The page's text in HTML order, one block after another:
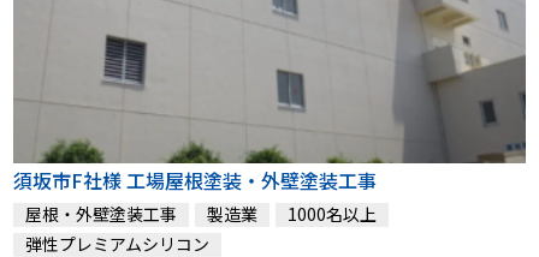
須坂市F社様 工場屋根塗装・外壁塗装工事
屋根・外壁塗装工事 製造業
1000名以上
弾性プレミアムシリコン